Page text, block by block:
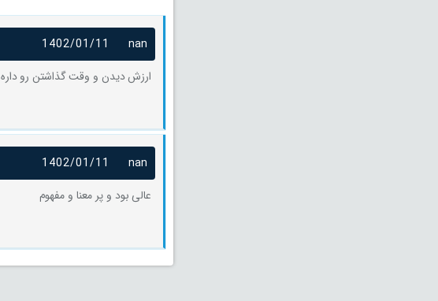
nan
1402/01/11
ارزش دیدن و وقت گذاشتن رو داره
nan
1402/01/11
عالی بود و پر معنا و مفهوم